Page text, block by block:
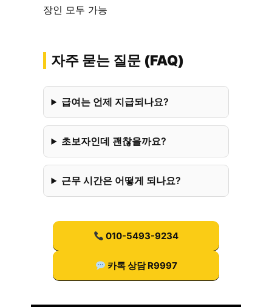
장인 모두 가능
자주 묻는 질문 (FAQ)
급여는 언제 지급되나요?
초보자인데 괜찮을까요?
근무 시간은 어떻게 되나요?
010-5493-9234
카톡 상담 R9997